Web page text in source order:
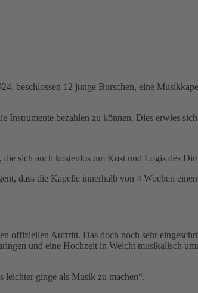
beschlossen 12 junge Burschen, eine
bezahlen zu können. Dies erwies
sich auch kostenlos um Kost und Logis des
dass die Kapelle innerhalb von 4 Wochen
offiziellen Auftritt. Das doch noch sehr
und eine Hochzeit in Weicht musikalisch
leichter ginge als Musik zu machen“.